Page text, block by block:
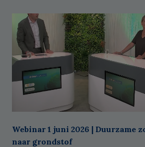
Webinar 1 juni 2026 | Duurzame
naar grondstof